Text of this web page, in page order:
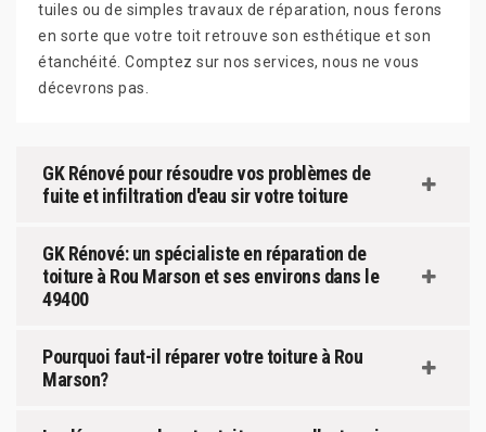
tuiles ou de simples travaux de réparation, nous ferons
en sorte que votre toit retrouve son esthétique et son
étanchéité. Comptez sur nos services, nous ne vous
décevrons pas.
GK Rénové pour résoudre vos problèmes de
fuite et infiltration d'eau sir votre toiture
GK Rénové: un spécialiste en réparation de
toiture à Rou Marson et ses environs dans le
49400
Pourquoi faut-il réparer votre toiture à Rou
Marson?